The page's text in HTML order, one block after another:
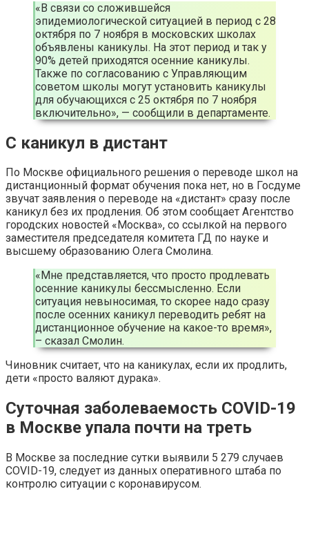
«В связи со сложившейся
эпидемиологической ситуацией в период с 28
октября по 7 ноября в московских школах
объявлены каникулы. На этот период и так у
90% детей приходятся осенние каникулы.
Также по согласованию с Управляющим
советом школы могут установить каникулы
для обучающихся с 25 октября по 7 ноября
включительно», — сообщили в департаменте.
С каникул в дистант
По Москве официального решения о переводе школ на
дистанционный формат обучения пока нет, но в Госдуме
звучат заявления о переводе на «дистант» сразу после
каникул без их продления. Об этом сообщает Агентство
городских новостей «Москва», со ссылкой на первого
заместителя председателя комитета ГД по науке и
высшему образованию Олега Смолина.
«Мне представляется, что просто продлевать
осенние каникулы бессмысленно. Если
ситуация невыносимая, то скорее надо сразу
после осенних каникул переводить ребят на
дистанционное обучение на какое-то время»,
– сказал Смолин.
Чиновник считает, что на каникулах, если их продлить,
дети «просто валяют дурака».
Суточная заболеваемость COVID-19
в Москве упала почти на треть
В Москве за последние сутки выявили 5 279 случаев
COVID-19, следует из данных оперативного штаба по
контролю ситуации с коронавирусом.